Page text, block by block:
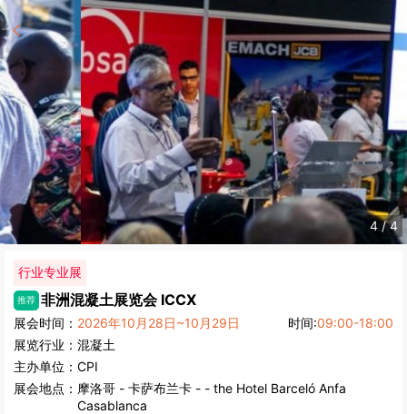
4/4
行业专业展
推荐 非洲混凝土展览会ICCX
展会时间： 2026年10月28日~10月29日 时间:09:00-18:00
展览行业： 混凝土
主办单位： CPI
展会地点： 摩洛哥 - 卡萨布兰卡 - - the Hotel Barceló Anfa
Casablanca